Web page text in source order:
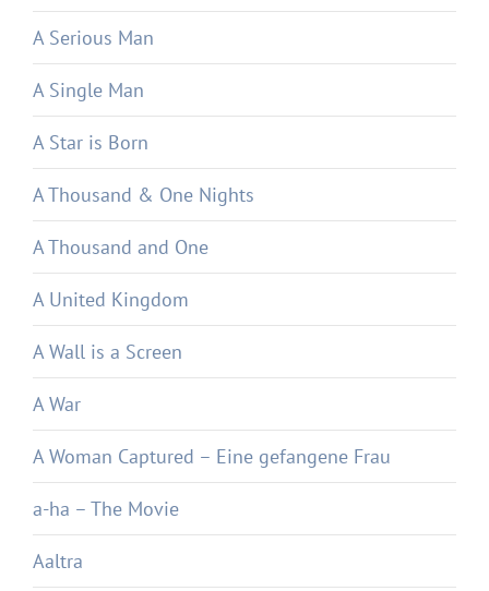
A Serious Man
A Single Man
A Star is Born
A Thousand & One Nights
A Thousand and One
A United Kingdom
A Wall is a Screen
A War
A Woman Captured – Eine gefangene Frau
a-ha – The Movie
Aaltra